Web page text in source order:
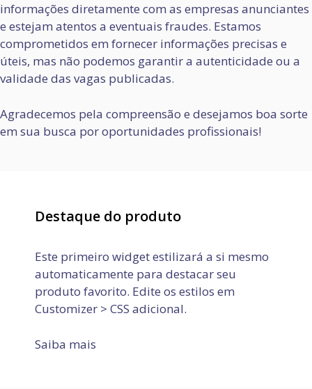
informações diretamente com as empresas anunciantes
e estejam atentos a eventuais fraudes. Estamos
comprometidos em fornecer informações precisas e
úteis, mas não podemos garantir a autenticidade ou a
validade das vagas publicadas.
Agradecemos pela compreensão e desejamos boa sorte
em sua busca por oportunidades profissionais!
Destaque do produto
Este primeiro widget estilizará a si mesmo
automaticamente para destacar seu
produto favorito. Edite os estilos em
Customizer > CSS adicional.
Saiba mais